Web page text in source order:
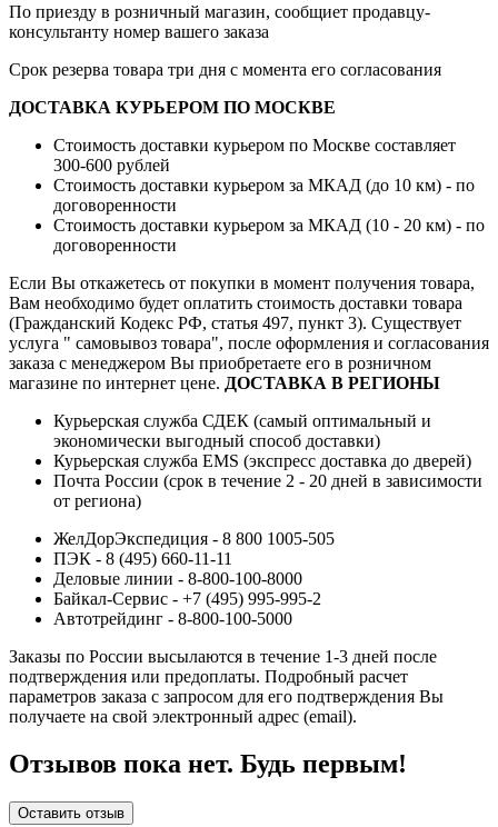
По приезду в розничный магазин, сообщиет продавцу-
консультанту номер вашего заказа
Срок резерва товара три дня с момента его согласования
ДОСТАВКА КУРЬЕРОМ ПО МОСКВЕ
Стоимость доставки курьером по Москве составляет
300-600 рублей
Стоимость доставки курьером за МКАД (до 10 км) - по
договоренности
Стоимость доставки курьером за МКАД (10 - 20 км) - по
договоренности
Если Вы откажетесь от покупки в момент получения товара,
Вам необходимо будет оплатить стоимость доставки товара
(Гражданский Кодекс РФ, статья 497, пункт 3). Существует
услуга " самовывоз товара", после оформления и согласования
заказа с менеджером Вы приобретаете его в розничном
магазине по интернет цене. ДОСТАВКА В РЕГИОНЫ
Курьерская служба СДЕК (самый оптимальный и
экономически выгодный способ доставки)
Курьерская служба EMS (экспресс доставка до дверей)
Почта России (срок в течение 2 - 20 дней в зависимости
от региона)
ЖелДорЭкспедиция - 8 800 1005-505
ПЭК - 8 (495) 660-11-11
Деловые линии - 8-800-100-8000
Байкал-Сервис - +7 (495) 995-995-2
Автотрейдинг - 8-800-100-5000
Заказы по России высылаются в течение 1-3 дней после
подтверждения или предоплаты. Подробный расчет
параметров заказа с запросом для его подтверждения Вы
получаете на свой электронный адрес (email).
Отзывов пока нет. Будь первым!
Оставить отзыв